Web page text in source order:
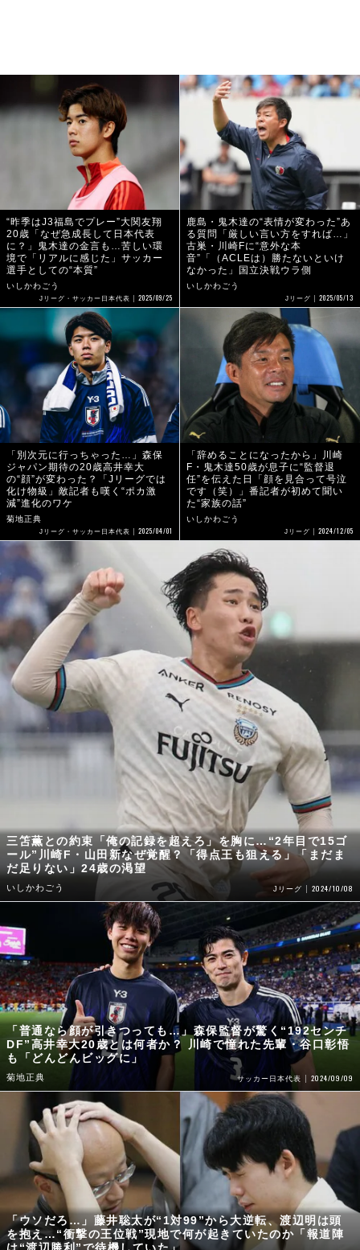
“昨季はJ3福島でプレー”大関友翔
20歳「なぜ急成長して日本代表
に？」鬼木達の金言も…苦しい環
境で「リアルに感じた」サッカー
選手としての“本質”
いしかわごう
Jリーグ・サッカー日本代表 2025/09/25
鹿島・鬼木達の“表情が変わった”あ
る質問「厳しい言い方をすれば…」
古巣・川崎Fに“意外な本
音”「（ACLEは）勝たないといけ
なかった」国立決戦ウラ側
いしかわごう
Jリーグ 2025/05/13
「別次元に行っちゃった…」森保
ジャパン期待の20歳高井幸大
の“顔”が変わった？「Jリーグでは
化け物級」敵記者も嘆く“ポカ激
減”進化のワケ
菊地正典
Jリーグ・サッカー日本代表 2025/04/01
「辞めることになったから」川崎
F・鬼木達50歳が息子に“監督退
任”を伝えた日「顔を見合って号泣
です（笑）」番記者が初めて聞い
た“家族の話”
いしかわごう
Jリーグ 2024/12/05
三笘薫との約束「俺の記録を超えろ」を胸に…“2年目で15ゴ
ール”川崎F・山田新なぜ覚醒？「得点王も狙える」「まだま
だ足りない」24歳の渇望
いしかわごう Jリーグ 2024/10/08
「普通なら顔が引きつっても…」森保監督が驚く“192センチ
DF”高井幸大20歳とは何者か？ 川崎で憧れた先輩・谷口彰悟
も「どんどんビッグに」
菊地正典 サッカー日本代表 2024/09/09
「ウソだろ…」藤井聡太が“1対99”から大逆転、渡辺明は頭
を抱え…“衝撃の王位戦”現地で何が起きていたのか「報道陣